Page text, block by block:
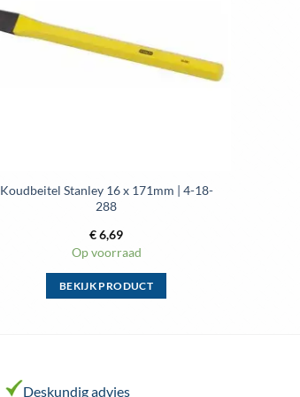
Koudbeitel Stanley 16 x 171mm | 4-18-
288
€6,69
Op voorraad
BEKIJK PRODUCT
variaties.
Deskundig advies